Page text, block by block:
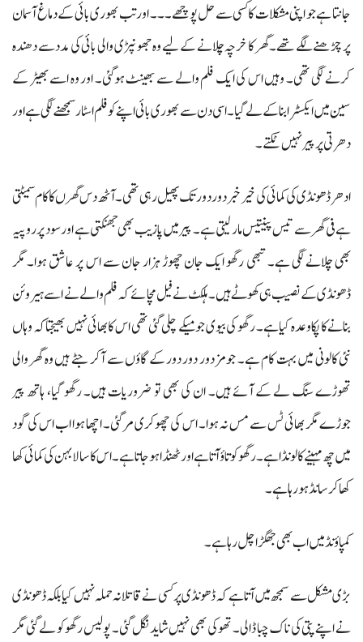
جانتا ہے جو اپنی مشکلات کاکسی سے حل پوچھے۔۔۔ اور تب بھوری بائی کے دماغ آسمان
پر چڑھنے لگے تھے۔ گھر کا خرچہ چلانے کے لیے وہ جھونپڑی والی بائی کی مدد سے دھندہ
کرنے لگی تھی۔ وہیں اس کی ایک فلم والے سے بھینٹ ہوگئی۔ اور وہ اسے بھیڑ کے
سین میں ایکسٹرا بنا کے لے گیا۔ اسی دن سے بھوری بائی اپنے کو فلم اسٹار سمجھنے لگی ہے اور
دھرتی پر پیر نہیں ٹکتے۔
ادھر ڈھونڈی کی کمائی کی خیر خبر دور دور تک پھیل رہی تھی۔ آٹھ دس گھرں کا کام سمیٹتی
ہے فی گھر سے تیس پینتیس مار لیتی ہے۔ پیر میں پازیب بھی جھنکتی ہے اور سود پر روپیہ
بھی چلانے لگی ہے۔ تبھی رگھو ایک جان چھوڑ ہزار جان سے اس پر عاشق ہوا۔ مگر
ڈھونڈی کے نصیب ہی کھوٹے ہیں۔ ہلکٹ نے فیل مچائے کہ فلم والے نے اسے ہیروئن
بنانےکا پکا وعدہ کیا ہے۔ رگھو کی بیوی جو میکے چلی گئی تھی اس کابھائی نہیں بھیجتا کہ وہاں
نئی کالونی میں بہت کام ہے۔ جو مزدور دور دور کے گاؤں سے آکر جٹے ہیں وہ گھر والی
تھوڑے سنگ لے کے آئے ہیں۔ ان کی بھی تو ضروریات ہیں۔ رگھو گیا، ہاتھ پیر
جوڑے مگر بھائی ٹس سے مس نہ ہوا۔ اس کی چھوکری مرگئی۔ اچھا ہوا اب اس کی گود
میں چھ مہینے کا لونڈا ہے۔ رگھو کو تاؤ آتا ہے اور ٹھنڈا ہو جاتا ہے۔ اس کا سالا بہن کی کمائی کھا
کھاکر سانڈ ہو رہاہے۔
کمپاؤنڈ میں اب بھی جھگڑا چل رہا ہے۔
بڑی مشکل سے سمجھ میں آتا ہے کہ ڈھونڈی پر کسی نے قاتلانہ حملہ نہیں کیا بلکہ ڈھونڈی
نے اپنے پتی کی ناک چبا ڈالی۔ تھوکی بھی نہیں شاید نگل گئی۔ پولیس رگھو کو لے گئی مگر